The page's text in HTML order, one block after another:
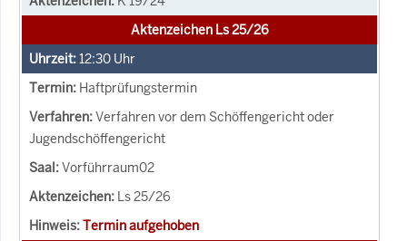
Aktenzeichen Ls 25/26
12:30 Uhr
Haftprüfungstermin
Verfahren vor dem Schöffengericht oder
Jugendschöffengericht
Vorführraum02
Ls 25/26
Termin aufgehoben